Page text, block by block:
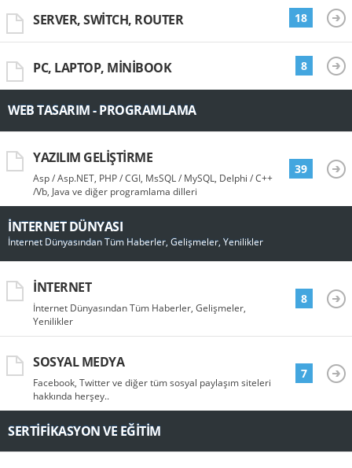
SERVER, SWITCH, ROUTER 18
PC, LAPTOP, MINIBOOK 8
WEB TASARIM - PROGRAMLAMA
YAZILIM GELIŞTIRME
Asp / Asp.NET, PHP / CGI, MsSQL / MySQL, Delphi / C++
/Vb, Java ve diğer programlama dilleri
39
İNTERNET DÜNYASI
İnternet Dünyasından Tüm Haberler, Gelişmeler, Yenilikler
İNTERNET
İnternet Dünyasından Tüm Haberler, Gelişmeler,
Yenilikler
8
SOSYAL MEDYA
Facebook, Twitter ve diğer tüm sosyal paylaşım siteleri
hakkında herşey..
7
SERTIFIKASYON VE EĞITIM